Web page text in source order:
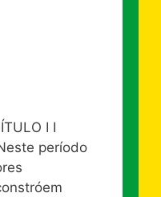
I I
período